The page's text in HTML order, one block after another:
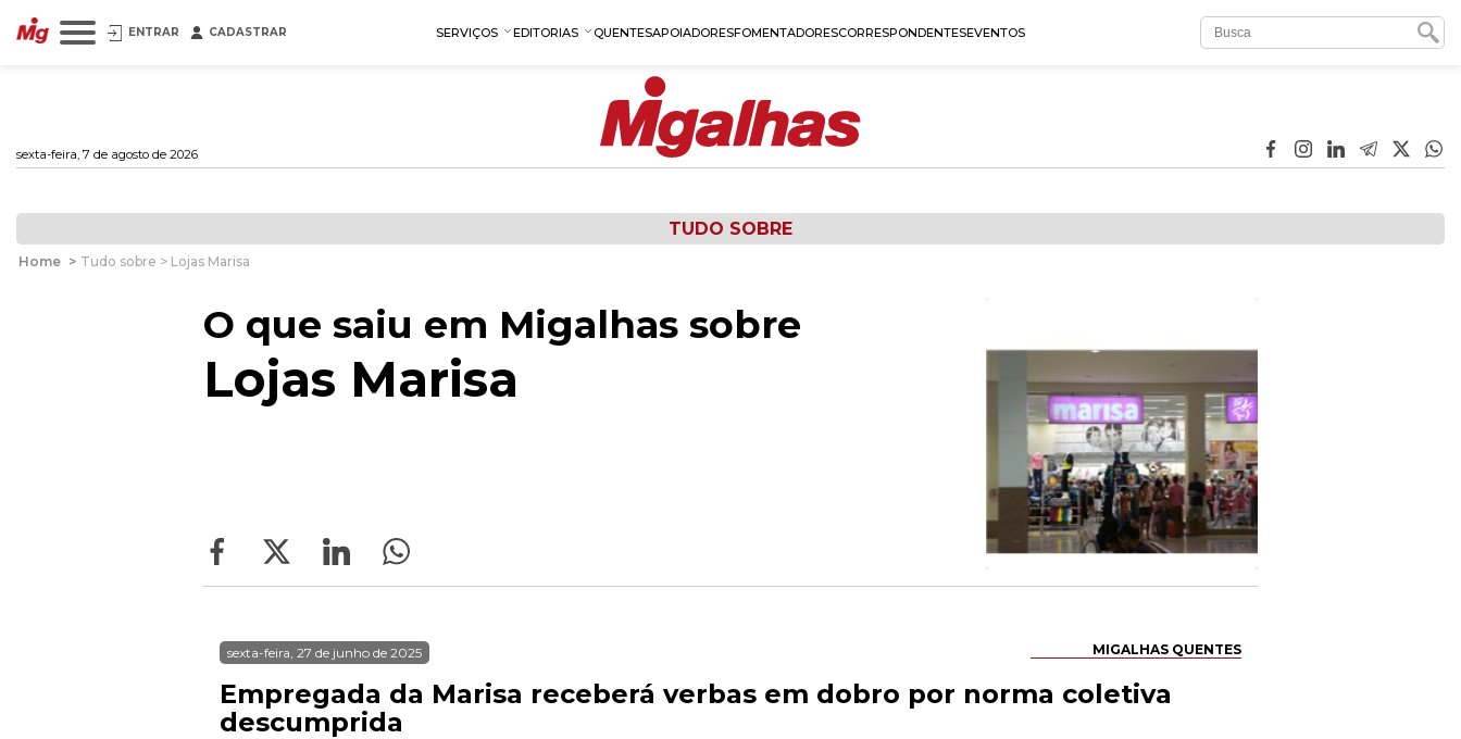
ENTRAR CADASTRAR SERVIÇOS EDITORIAS QUENTESAPOIADORESFOMENTADORESCORRESPONDENTESEVENTOS
sexta-feira, 7 de agosto de 2026
TUDO SOBRE
Home > Tudo sobre > Lojas Marisa
O que saiu em Migalhas sobre
Lojas Marisa
MIGALHAS QUENTES
sexta-feira, 27 de junho de 2025
Empregada da Marisa receberá verbas em dobro por norma coletiva
descumprida